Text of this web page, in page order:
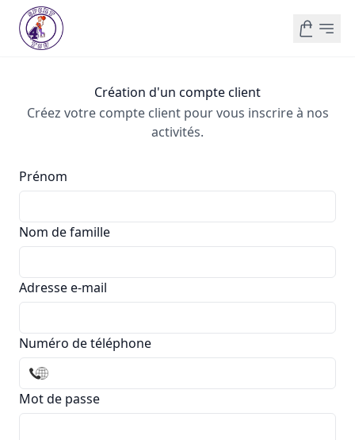
Création d'un compte client
Créez votre compte client pour vous inscrire à nos
activités.
Prénom
Nom de famille
Adresse e-mail
Numéro de téléphone
Mot de passe